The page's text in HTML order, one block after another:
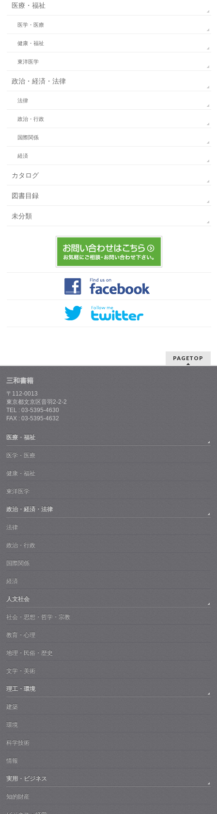
医療・福祉
医学・医療
健康・福祉
東洋医学
政治・経済・法律
法律
政治・行政
国際関係
経済
カタログ
図書目録
未分類
PAGETOP
三和書籍
〒112-0013
東京都文京区音羽2-2-2
TEL : 03-5395-4630
FAX : 03-5395-4632
医療・福祉
医学・医療
健康・福祉
東洋医学
政治・経済・法律
法律
政治・行政
国際関係
経済
人文社会
社会・思想・哲学・宗教
教育・心理
地理・民俗・歴史
文学・美術
理工・環境
建築
環境
科学技術
情報
実用・ビジネス
知的財産